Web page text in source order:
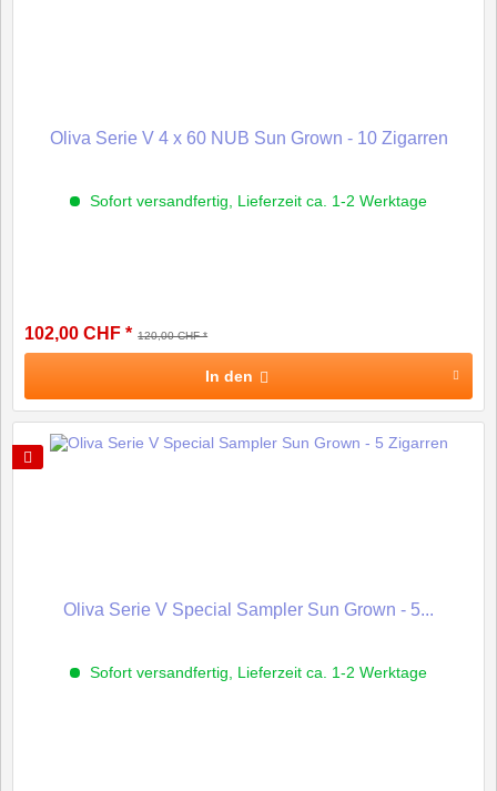
Oliva Serie V 4 x 60 NUB Sun Grown - 10 Zigarren
Sofort versandfertig, Lieferzeit ca. 1-2 Werktage
120,00 CHF *
102,00 CHF *
In den
Oliva Serie V Special Sampler Sun Grown - 5...
Sofort versandfertig, Lieferzeit ca. 1-2 Werktage